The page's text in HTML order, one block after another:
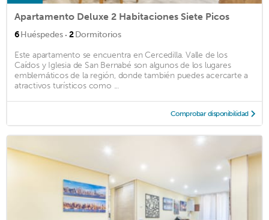
Apartamento Deluxe 2 Habitaciones Siete Picos
6Huéspedes · 2Dormitorios
Este apartamento se encuentra en Cercedilla. Valle de los
Caídos y Iglesia de San Bernabé son algunos de los lugares
emblemáticos de la región, donde también puedes acercarte a
atractivos turísticos como ...
Comprobar disponibilidad